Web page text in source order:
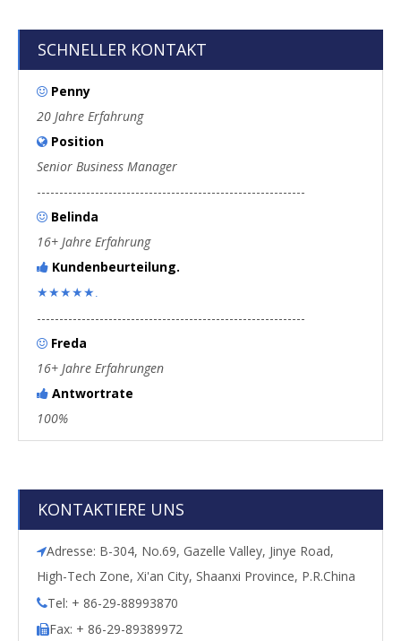
SCHNELLER KONTAKT
 Penny
20 Jahre Erfahrung
 Position
Senior Business Manager
------------------------------------------------------------
 Belinda
16+ Jahre Erfahrung
 Kundenbeurteilung.
★★★★★.
------------------------------------------------------------
 Freda
16+ Jahre Erfahrungen
 Antwortrate
100%
KONTAKTIERE UNS
Adresse: B-304, No.69, Gazelle Valley, Jinye Road,
High-Tech Zone, Xi'an City, Shaanxi Province, P.R.China
Tel: + 86-29-88993870
Fax: + 86-29-89389972